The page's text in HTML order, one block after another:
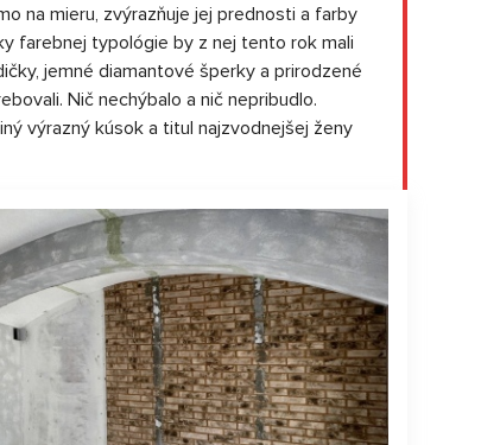
na mieru, zvýrazňuje jej prednosti a farby
farebnej typológie by z nej tento rok mali
jemné diamantové šperky a prirodzené
Nič nechýbalo a nič nepribudlo.
výrazný kúsok a titul najzvodnejšej ženy